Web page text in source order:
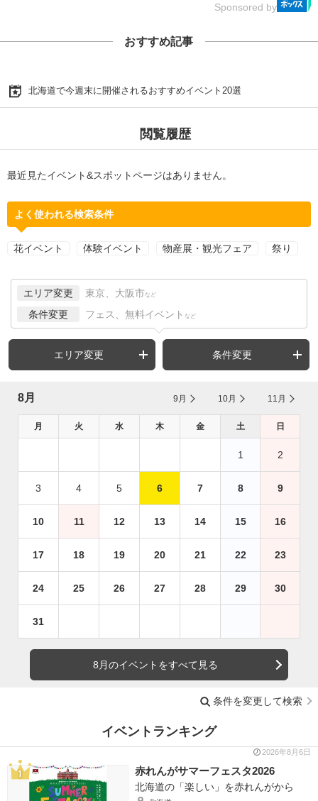
Sponsored by
おすすめ記事
北海道で今週末に開催されるおすすめイベント20選
閲覧履歴
最近見たイベント&スポットページはありません。
よく使われる検索条件
花イベント 体験イベント 物産展・観光フェア 祭り
エリア変更 東京、大阪市 など
条件変更 フェス、無料イベント など
エリア変更 条件変更
8月 9月 10月 11月
月 火 水 木 金 土 日
1 2
3 4 5 6 7 8 9
10 11 12 13 14 15 16
17 18 19 20 21 22 23
24 25 26 27 28 29 30
31
8月のイベントをすべて見る
条件を変更して検索
イベントランキング
2026年8月6日
赤れんがサマーフェスタ2026
北海道の「楽しい」を赤れんがから